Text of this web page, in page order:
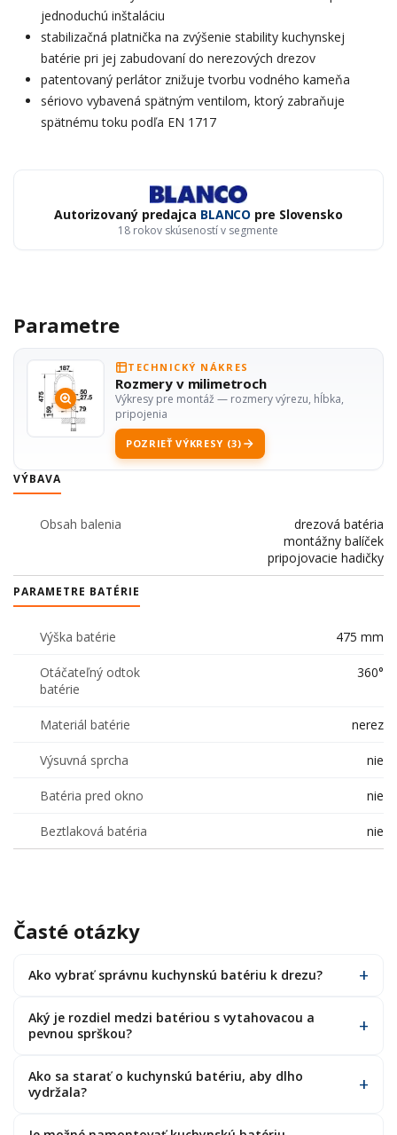
jednoduchú inštaláciu
stabilizačná platnička na zvýšenie stability kuchynskej
batérie pri jej zabudovaní do nerezových drezov
patentovaný perlátor znižuje tvorbu vodného kameňa
sériovo vybavená spätným ventilom, ktorý zabraňuje
spätnému toku podľa EN 1717
Autorizovaný predajca BLANCO pre Slovensko
18 rokov skúseností v segmente
Parametre
TECHNICKÝ NÁKRES
Rozmery v milimetroch
Výkresy pre montáž — rozmery výrezu, hĺbka,
pripojenia
POZRIEŤ VÝKRESY (3)
VÝBAVA
Obsah balenia
drezová batéria
montážny balíček
pripojovacie hadičky
PARAMETRE BATÉRIE
Výška batérie 475 mm
Otáčateľný odtok
batérie
360°
Materiál batérie nerez
Výsuvná sprcha nie
Batéria pred okno nie
Beztlaková batéria nie
Časté otázky
Ako vybrať správnu kuchynskú batériu k drezu?
Aký je rozdiel medzi batériou s vytahovacou a
pevnou sprškou?
Ako sa starať o kuchynskú batériu, aby dlho
vydržala?